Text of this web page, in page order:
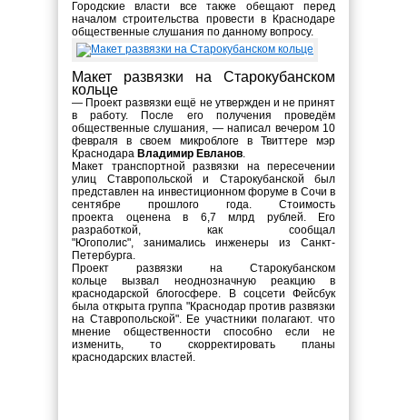
Городские власти все также обещают перед
началом строительства провести в Краснодаре
общественные слушания по данному вопросу.
Макет развязки на Старокубанском
кольце
— Проект развязки ещё не утвержден и не принят
в работу. После его получения проведём
общественные слушания, — написал вечером 10
февраля в своем микроблоге в Твиттере мэр
Краснодара Владимир Евланов.
Макет транспортной развязки на пересечении
улиц Ставропольской и Старокубанской был
представлен на инвестиционном форуме в Сочи в
сентябре прошлого года. Стоимость
проекта оценена в 6,7 млрд рублей. Его
разработкой, как сообщал
"Югополис", занимались инженеры из Санкт-
Петербурга.
Проект развязки на Старокубанском
кольце вызвал неоднозначную реакцию в
краснодарской блогосфере. В соцсети Фейсбук
была открыта группа "Краснодар против развязки
на Ставропольской". Ее участники полагают. что
мнение общественности способно если не
изменить, то скорректировать планы
краснодарских властей.